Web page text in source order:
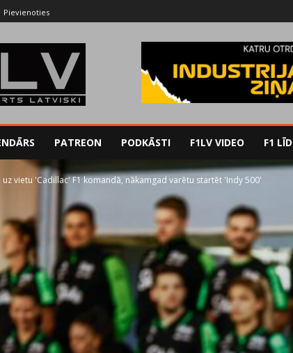
Pievienoties
PATREON PODKĀSTI F1LV VIDEO F1
vietu 'Cadillac' F1 komandā, nākamgad varētu startēt 'Indy 500'